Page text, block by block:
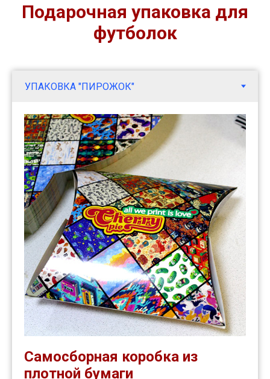
Подарочная упаковка для
футболок
Самосборная коробка из
плотной бумаги